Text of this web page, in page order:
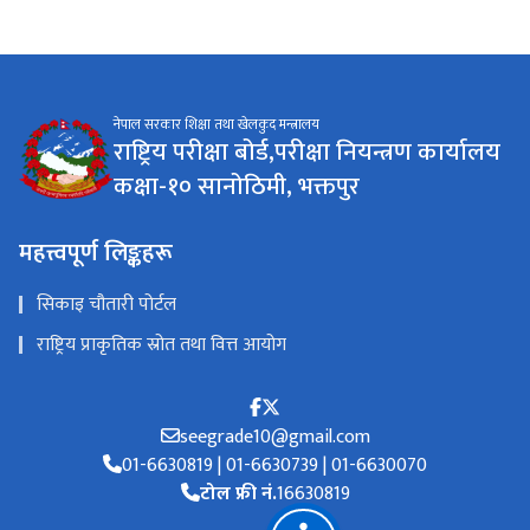
नेपाल सरकार शिक्षा तथा खेलकुद मन्त्रालय
राष्ट्रिय परीक्षा बोर्ड,परीक्षा नियन्त्रण कार्यालय
कक्षा-१० सानोठिमी, भक्तपुर
महत्त्वपूर्ण लिङ्कहरू
सिकाइ चौतारी पोर्टल
राष्ट्रिय प्राकृतिक स्रोत तथा वित्त आयोग
seegrade10@gmail.com
01-6630819 | 01-6630739 | 01-6630070
टोल फ्री नं.16630819